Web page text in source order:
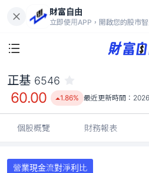
財富自由
立即使用APP，開啟您的股市智
60.00
1.86%
正基 6546
60.00 1.86% 最近更新時間：
個股概覽 財務報表
營業現金流對淨利比